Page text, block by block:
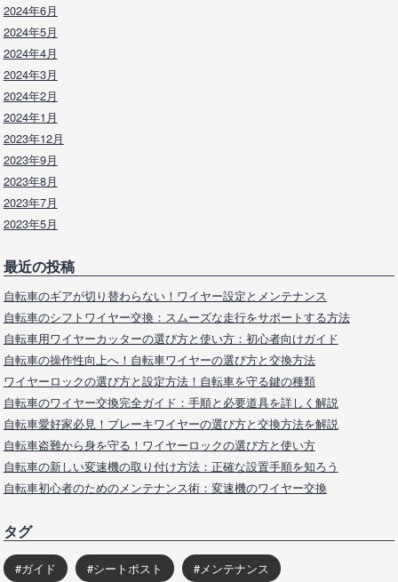
2024年6月
2024年5月
2024年4月
2024年3月
2024年2月
2024年1月
2023年12月
2023年9月
2023年8月
2023年7月
2023年5月
最近の投稿
自転車のギアが切り替わらない！ワイヤー設定とメンテナンス
自転車のシフトワイヤー交換：スムーズな走行をサポートする方法
自転車用ワイヤーカッターの選び方と使い方：初心者向けガイド
自転車の操作性向上へ！自転車ワイヤーの選び方と交換方法
ワイヤーロックの選び方と設定方法！自転車を守る鍵の種類
自転車のワイヤー交換完全ガイド：手順と必要道具を詳しく解説
自転車愛好家必見！ブレーキワイヤーの選び方と交換方法を解説
自転車盗難から身を守る！ワイヤーロックの選び方と使い方
自転車の新しい変速機の取り付け方法：正確な設置手順を知ろう
自転車初心者のためのメンテナンス術：変速機のワイヤー交換
タグ
ガイド シートポスト メンテナンス